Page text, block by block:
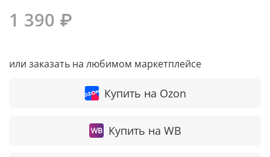
1 390 ₽
или заказать на любимом маркетплейсе
Купить на Ozon
Купить на WB